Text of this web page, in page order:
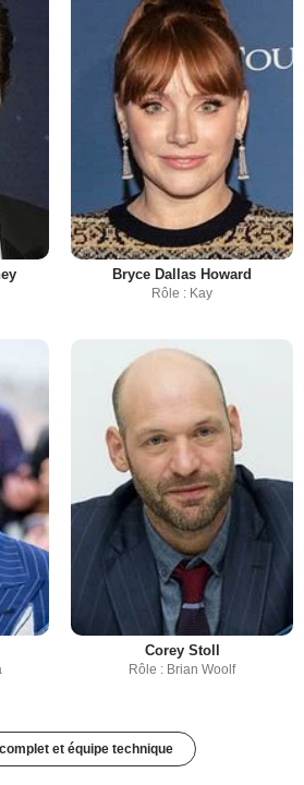
Bryce Dallas Howard
Rôle : Kay
Corey Stoll
Rôle : Brian Woolf
et équipe technique